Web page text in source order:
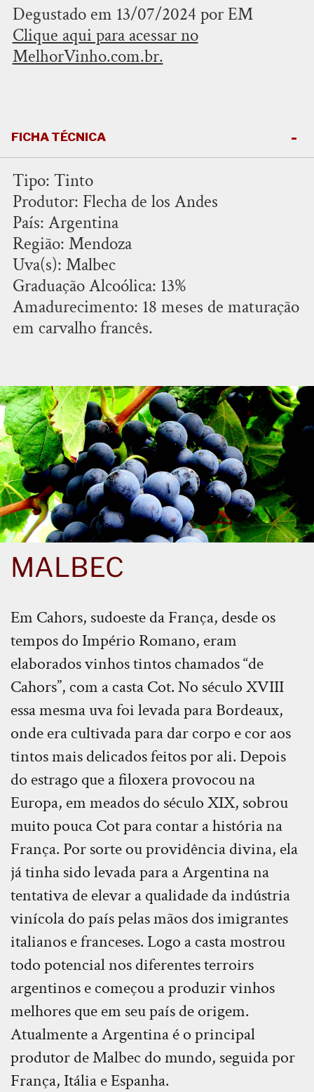
Degustado em 13/07/2024 por EM
Clique aqui para acessar no
MelhorVinho.com.br.
FICHA TÉCNICA
Tipo: Tinto
Produtor: Flecha de los Andes
País: Argentina
Região: Mendoza
Uva(s): Malbec
Graduação Alcoólica: 13%
Amadurecimento: 18 meses de maturação
em carvalho francês.
MALBEC
Em Cahors, sudoeste da França, desde os
tempos do Império Romano, eram
elaborados vinhos tintos chamados “de
Cahors”, com a casta Cot. No século XVIII
essa mesma uva foi levada para Bordeaux,
onde era cultivada para dar corpo e cor aos
tintos mais delicados feitos por ali. Depois
do estrago que a filoxera provocou na
Europa, em meados do século XIX, sobrou
muito pouca Cot para contar a história na
França. Por sorte ou providência divina, ela
já tinha sido levada para a Argentina na
tentativa de elevar a qualidade da indústria
vinícola do país pelas mãos dos imigrantes
italianos e franceses. Logo a casta mostrou
todo potencial nos diferentes terroirs
argentinos e começou a produzir vinhos
melhores que em seu país de origem.
Atualmente a Argentina é o principal
produtor de Malbec do mundo, seguida por
França, Itália e Espanha.